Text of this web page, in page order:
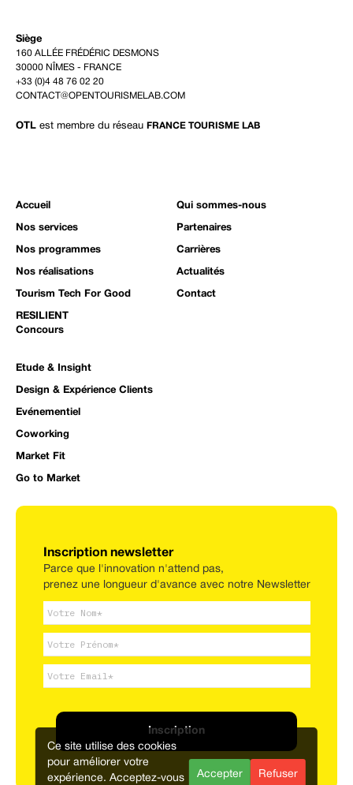
Ce site utilise des cookies
pour améliorer votre
expérience. Acceptez-vous
Accepter Refuser
Siège
160 ALLÉE FRÉDÉRIC DESMONS
30000 NÎMES - FRANCE
+33 (0)4 48 76 02 20
CONTACT@OPENTOURISMELAB.COM
OTL est membre du réseau FRANCE TOURISME LAB
Accueil
Nos services
Nos programmes
Nos réalisations
Tourism Tech For Good
RESILIENT
Concours
Qui sommes-nous
Partenaires
Carrières
Actualités
Contact
Etude & Insight
Design & Expérience Clients
Evénementiel
Coworking
Market Fit
Go to Market
Inscription newsletter
Parce que l'innovation n'attend pas,
prenez une longueur d'avance avec notre Newsletter
Inscription